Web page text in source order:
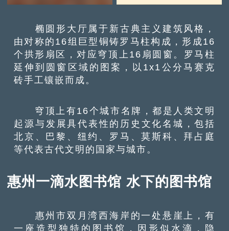
椭圆形大厅属于新古典主义建筑风格，
由对称的16组巨型铜铸罗马柱构成，形成16
个拱形扇区，对应穹顶上16扇圆窗。罗马柱
延伸到圆窗区域的图案，以1x1公分马赛克
砖手工镶嵌而成。
穹顶上有16个城市名牌，都是人类文明
起源​​与发展具代表性的历史文化名城，包括
北京、巴黎、纽约、罗马、莫斯科、拜占庭
等代表古代文明的国家与城市。
惠州一滴水图书馆 水下的图书馆
惠州市双月湾西海岸的一处悬崖上，有
一座造型独特的图书馆，因形似水滴，隐